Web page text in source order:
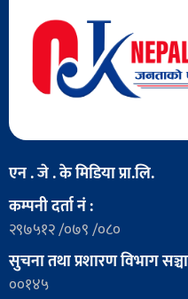
एन . जे . के मिडिया प्रा.लि.
कम्पनी दर्ता नं :
२९७५१२ /०७९ /०८०
सुचना तथा प्रशारण विभाग
००१४५